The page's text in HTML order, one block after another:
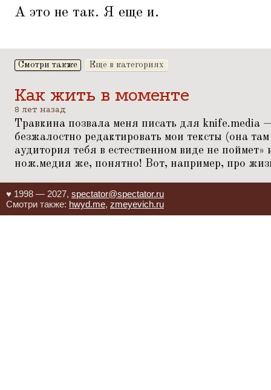
А это не так. Я еще и.
Смотри также Еще в категориях
Как жить в моменте
8 лет назад
Травкина позвала меня писать для knife.media
безжалостно редактировать мои тексты (она
аудитория тебя в естественном виде не
нож.медия же, понятно! Вот, например, про
♥ 1998 — 2027, spectator@spectator.ru
Смотри также: hwyd.me, zmeyevich.ru